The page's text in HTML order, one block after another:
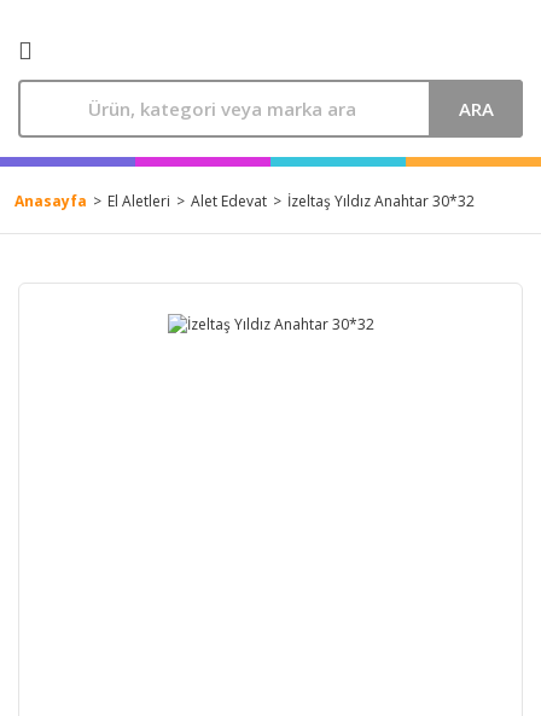
ARA
Anasayfa El Aletleri Alet Edevat İzeltaş Yıldız Anahtar 30*32